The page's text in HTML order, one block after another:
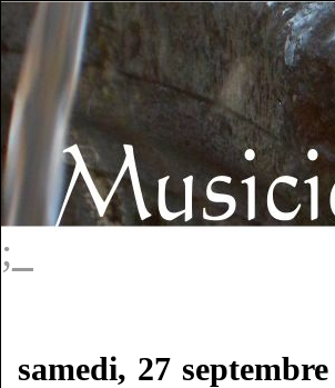
;_
samedi, 27